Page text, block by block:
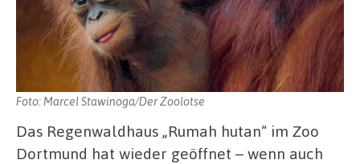
Foto: Marcel Stawinoga/Der Zoolotse
Das Regenwaldhaus „Rumah hutan“ im Zoo
Dortmund hat wieder geöffnet – wenn auch